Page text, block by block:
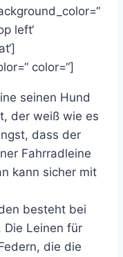
left‘
color=“]
seinen Hund
der weiß wie es
dass der
Fahrradleine
kann sicher mit
besteht bei
Die Leinen für
die die